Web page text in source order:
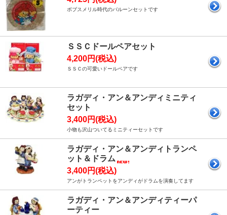
ボブスメリル時代のバルーンセットです
ＳＳＣドールペアセット
4,200円(税込)
ＳＳＣの可愛いドールペアです
ラガディ・アン＆アンディミニティ
セット
3,400円(税込)
小物も沢山ついてるミニティーセットです
ラガディ・アン＆アンディトランペ
ット＆ドラム
3,400円(税込)
アンがトランペットをアンディがドラムを演奏してます
ラガディ・アン＆アンディティーパ
ーティー